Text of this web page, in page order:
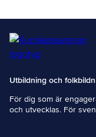
Utbildning och
För dig som är
och utvecklas. För